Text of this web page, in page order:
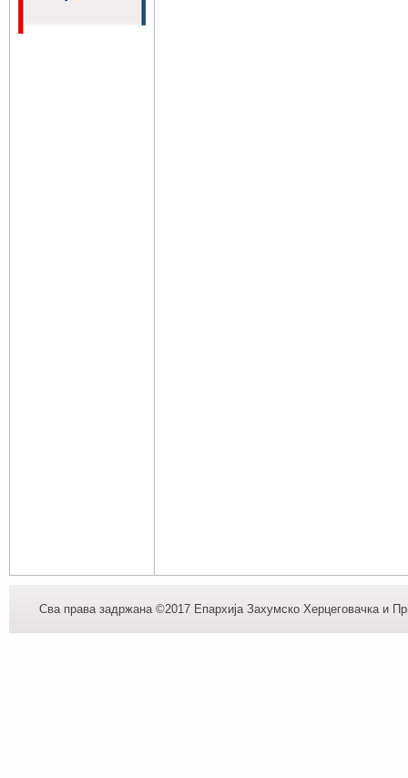
Сва права задржана ©2017 Епархија Захумско Херцеговачка и